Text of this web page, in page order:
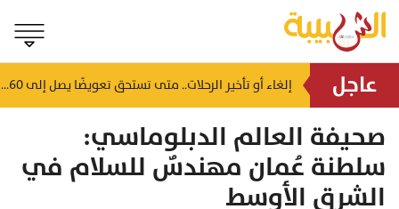
عاجل منذ ١٦ دقيقة إلغاء أو تأخير الرحلات.. متى تستحق تعويضًا يصل إلى 260 ريالًا عمانيًا؟
صحيفة العالم الدبلوماسي:
سلطنة عُمان مهندسٌ للسلام في
الشرق الأوسط